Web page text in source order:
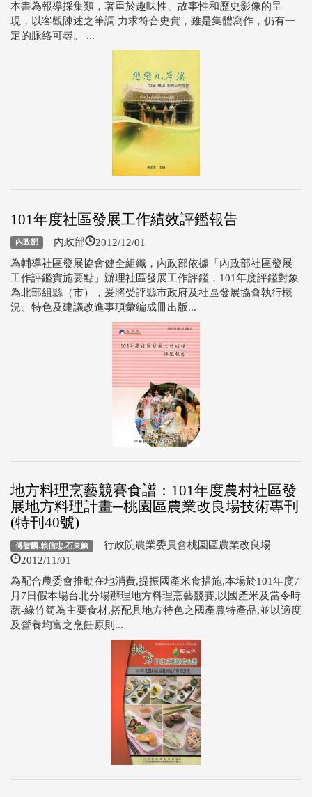
本書為報導採集類，著重於趣味性、故事性和歷史影像的呈
現，以客觀陳述之筆調 力求符合史實，雖是集體寫作，仍有一
定的脈絡可尋。 ...
101年度社區發展工作績效評鑑報告
內政部 內政部 2012/12/01
為輔導社區發展協會健全組織，內政部依據「內政部社區發展
工作評鑑實施要點」辦理社區發展工作評鑑，101年度評鑑對象
為北部組縣（市），爰將受評縣市政府及社區發展協會執行概
況、特色及建議改進事項彙編成冊出版...
地方料理烹藝競賽食譜：101年度農村社區發
展地方料理計畫─桃園區農業改良場技術專刊
(特刊40號)
傅智麟.賴信忠.石東鎮 行政院農業委員會桃園區農業改良場
2012/11/01
為配合農委會推動在地消費,提振國產米食措施,本場於101年度7
月7日假本場台北分場辦理地方料理烹藝競賽,以國產米及當令時
蔬-綠竹筍為主要食材,搭配具地方特色之國產農特產品,並以適度
及營養均富之烹飪原則...